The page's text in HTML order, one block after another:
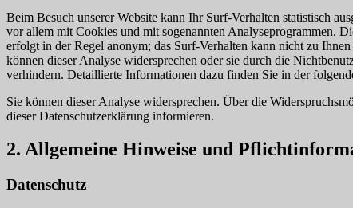
Beim Besuch unserer Website kann Ihr Surf-Verhalten statistisch
vor allem mit Cookies und mit sogenannten Analyseprogrammen.
erfolgt in der Regel anonym; das Surf-Verhalten kann nicht zu
können dieser Analyse widersprechen oder sie durch die
verhindern. Detaillierte Informationen dazu finden Sie in der
Sie können dieser Analyse widersprechen. Über die
dieser Datenschutzerklärung informieren.
2. Allgemeine Hinweise und
Datenschutz